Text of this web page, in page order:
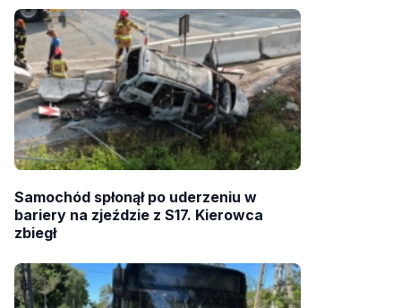
Samochód spłonął po uderzeniu w
bariery na zjeździe z S17. Kierowca
zbiegł